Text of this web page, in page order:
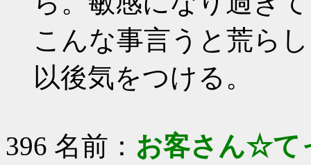
こんな事言うと荒ら
以後気をつける。
396 名前： お客さん☆て